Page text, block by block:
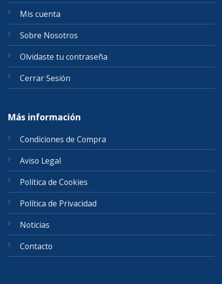
Mis cuenta
Sobre Nosotros
Olvidaste tu contraseña
Cerrar Sesión
Más información
Condiciones de Compra
Aviso Legal
Política de Cookies
Política de Privacidad
Noticias
Contacto